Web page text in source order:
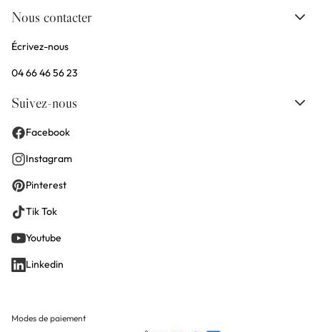
Nous contacter
Écrivez-nous
04 66 46 56 23
Suivez-nous
Facebook
Instagram
Pinterest
Tik Tok
Youtube
Linkedin
Modes de paiement